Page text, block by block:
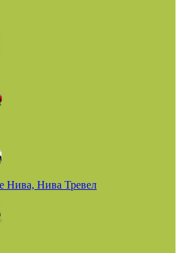
Нива, Нива Тревел